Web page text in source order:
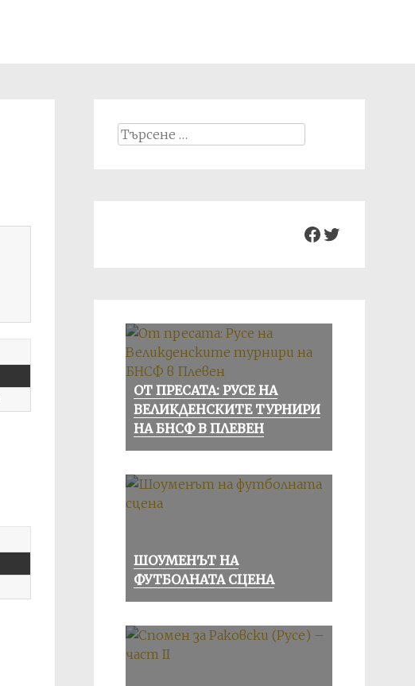
Search
Facebook
Twitter
ОТ ПРЕСАТА: РУСЕ НА
ВЕЛИКДЕНСКИТЕ ТУРНИРИ
НА БНСФ В ПЛЕВЕН
ШОУМЕНЪТ НА
ФУТБОЛНАТА СЦЕНА